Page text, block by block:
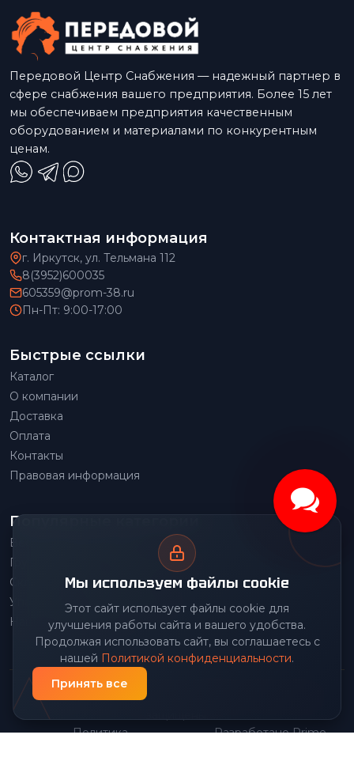
Мы используем файлы cookie
Этот сайт использует файлы cookie для
улучшения работы сайта и вашего удобства.
Продолжая использовать сайт, вы соглашаетесь с
нашей Политикой конфиденциальности.
Принять все
Передовой Центр Снабжения — надежный партнер в
сфере снабжения вашего предприятия. Более 15 лет
мы обеспечиваем предприятия качественным
оборудованием и материалами по конкурентным
ценам.
Контактная информация
г. Иркутск, ул. Тельмана 112
8(3952)600035
605359@prom-38.ru
Пн-Пт: 9:00-17:00
Быстрые ссылки
Каталог
О компании
Доставка
Оплата
Контакты
Правовая информация
Популярные категории
Весовое оборудование
Грузоподъемное оборудование
Складское оборудование
Упаковочное оборудование
Наше производство
© 2026 Передовой Центр снабжения. Все права
Политика
Разработано Prime